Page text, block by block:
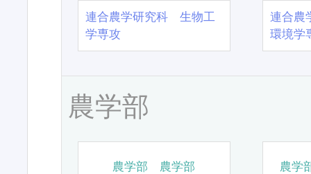
連合農学研究科 生物工
学専攻
連合農
環境学
農学部
農学部 農学部 農学